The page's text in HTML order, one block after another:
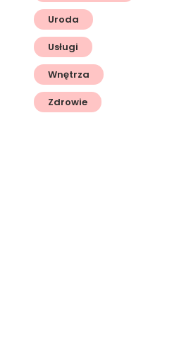
Uroda
Usługi
Wnętrza
Zdrowie